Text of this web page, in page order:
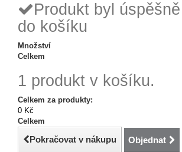
Produkt byl
do košíku
Množství
Celkem
1 produkt v košíku.
Celkem za produkty:
0 Kč
Celkem
Pokračovat v nákupu Objednat